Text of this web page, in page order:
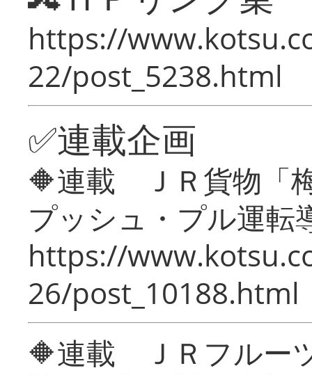
https://
22/post_5238.html
✅連載企画
🔶連載 ＪＲ貨物「
プッシュ・プル運転
https://
26/post_10188.html
🔶連載 ＪＲフルー